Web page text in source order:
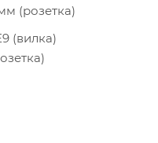
(розетка)
(вилка)